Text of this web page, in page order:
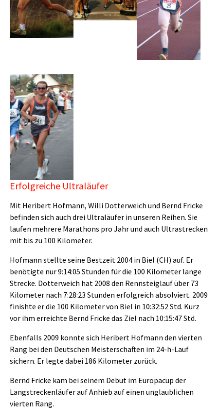
Show larger version
Erfolgreiche Ultraläufer
Mit Heribert Hofmann, Willi Dotterweich und Bernd Fricke
befinden sich auch drei Ultraläufer in unseren Reihen. Sie
laufen mehrere Marathons pro Jahr und auch Ultrastrecken
mit bis zu 100 Kilometer.
Hofmann stellte seine Bestzeit 2004 in Biel (CH) auf. Er
benötigte nur 9:14:05 Stunden für die 100 Kilometer lange
Strecke. Dotterweich hat 2008 den Rennsteiglauf über 73
Kilometer nach 7:28:23 Stunden erfolgreich absolviert. 2009
finishte er die 100 Kilometer von Biel in 10:32:52 Std. Kurz
vor ihm erreichte Bernd Fricke das Ziel nach 10:15:47 Std.
Ebenfalls 2009 konnte sich Heribert Hofmann den vierten
Rang bei den Deutschen Meisterschaften im 24-h-Lauf
sichern. Er legte dabei 186 Kilometer zurück.
Bernd Fricke kam bei seinem Debüt im Europacup der
Langstreckenläufer auf Anhieb auf einen unglaublichen
vierten Rang.